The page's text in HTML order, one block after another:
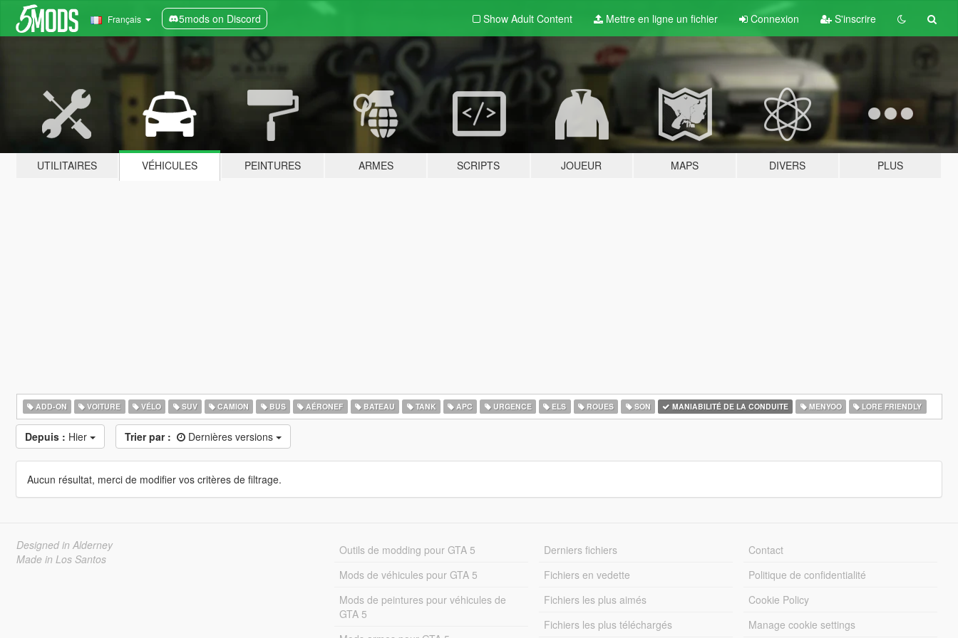
Français 5mods on Discord Show Adult Content Mettre en ligne un fichier Connexion S'inscrire
UTILITAIRES VÉHICULES PEINTURES ARMES SCRIPTS JOUEUR MAPS DIVERS PLUS
ADD-ON VOITURE VÉLO SUV CAMION BUS AÉRONEF BATEAU TANK APC URGENCE ELS ROUES SON MANIABILITÉ DE LA CONDUITE MENYOO LORE FRIENDLY
Depuis : Hier Trier par : Dernières versions
Aucun résultat, merci de modifier vos critères de filtrage.
Designed in Alderney
Made in Los Santos
Outils de modding pour GTA 5
Mods de véhicules pour GTA 5
Mods de peintures pour véhicules de
GTA 5
Derniers fichiers
Fichiers en vedette
Fichiers les plus aimés
Fichiers les plus téléchargés
Contact
Politique de confidentialité
Cookie Policy
Manage cookie settings